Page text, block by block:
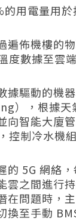
用電量用
遍佈機樓的
度數據至雲
據驅動的機
），根據天
向智能大廈
控制冷水機
的 5G 網絡
雲之間進行
在問題時，
換至手動